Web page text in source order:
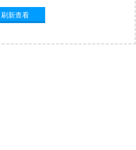
刷新查看